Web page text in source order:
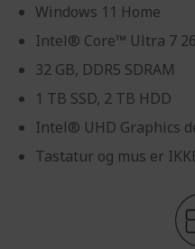
Windows 11 Home
Intel® Core™ Ultra 7
32 GB, DDR5 SDRAM
1 TB SSD, 2 TB HDD
Intel® UHD Graphics
Tastatur og mus er